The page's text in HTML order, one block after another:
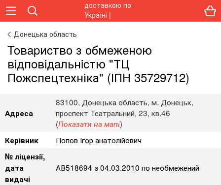
Донецька область
Toвapиcтвo з oбмeжeнoю
вiдпoвiдaльнicтю "ТЦ
Пожспецтехніка" (ІПН 35729712)
Адреса
83100, Донецька область, м. Донецьк,
проспект Театральний, 23, кв.46
(Показати на мапі)
Керівник
Попов Ігор анатолійович
№ ліцензії,
дата
видачі
АВ518694 з 04.03.2010 по необмежений